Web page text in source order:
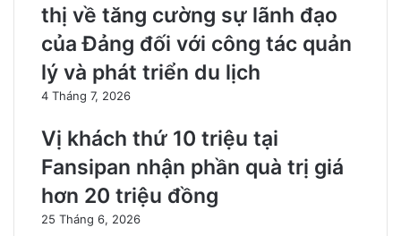
thị về tăng cường sự lãnh đạo
của Đảng đối với công tác quản
lý và phát triển du lịch
4 Tháng 7, 2026
Vị khách thứ 10 triệu tại
Fansipan nhận phần quà trị giá
hơn 20 triệu đồng
25 Tháng 6, 2026